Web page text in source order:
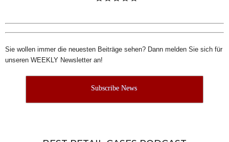
Sie wollen immer die neuesten Beiträge sehen? Dann melden Sie sich für
unseren WEEKLY Newsletter an!
Subscribe News